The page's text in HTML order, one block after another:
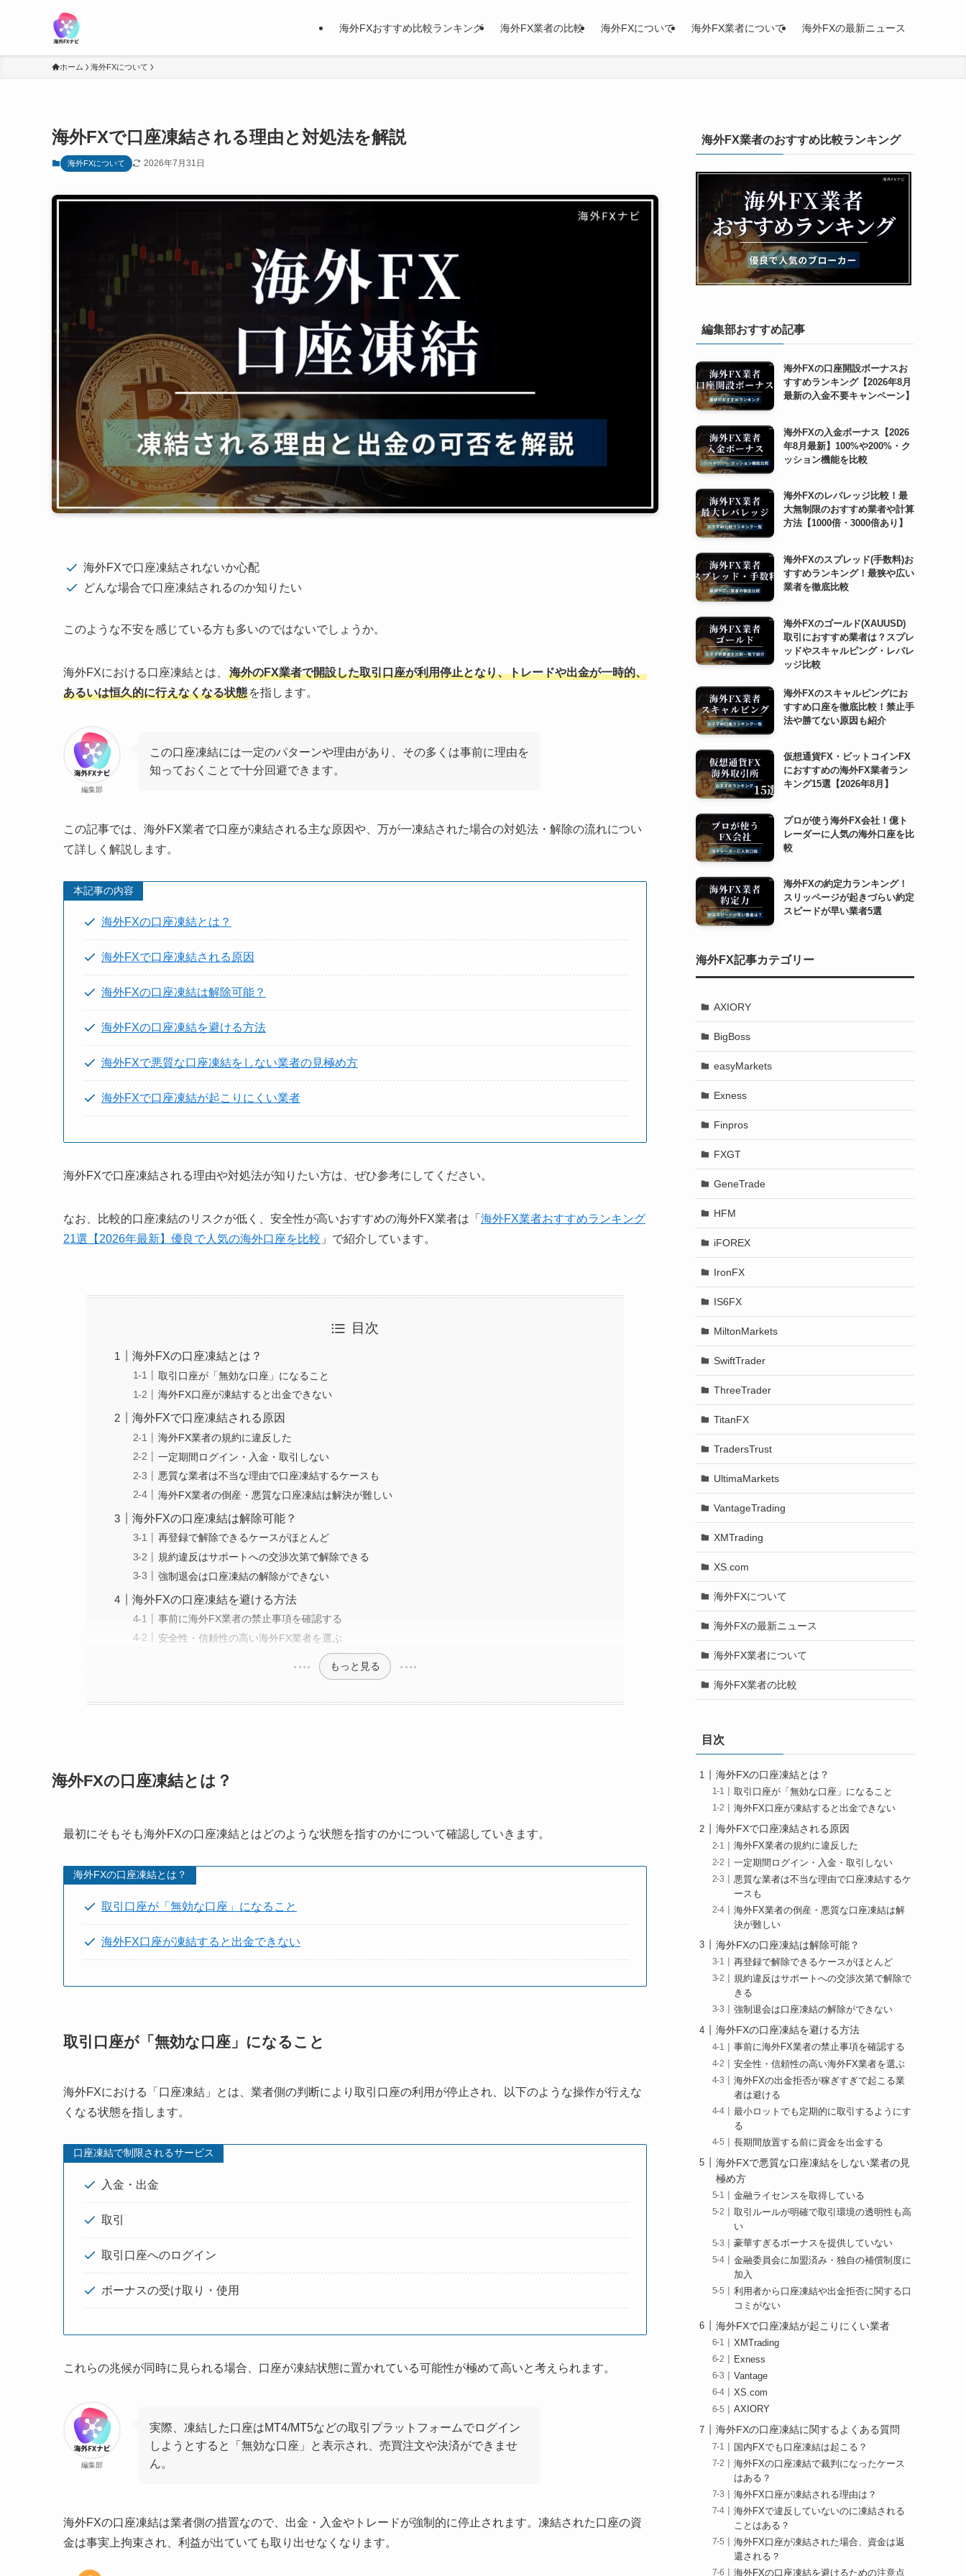
海外FXおすすめ比較ランキング 海外FX業者の比較 海外FXについて 海外FX業者について 海外FXの最新ニュース
ホーム 海外FXについて
海外FXで口座凍結される理由と対処法を解説
海外FXについて 2026年7月31日
海外FXで口座凍結されないか心配
どんな場合で口座凍結されるのか知りたい
このような不安を感じている方も多いのではないでしょうか。
海外FXにおける口座凍結とは、
海外のFX業者で開設した取引口座が利用停止となり、トレードや出金が一時的、
あるいは恒久的に行えなくなる状態 を指します。
編集部
この口座凍結には一定のパターンや理由があり、その多くは事前に理由を
知っておくことで十分回避できます。
この記事では、海外FX業者で口座が凍結される主な原因や、万が一凍結された場合の対処法・解除の流れについ
て詳しく解説します。
本記事の内容
海外FXの口座凍結とは？
海外FXで口座凍結される原因
海外FXの口座凍結は解除可能？
海外FXの口座凍結を避ける方法
海外FXで悪質な口座凍結をしない業者の見極め方
海外FXで口座凍結が起こりにくい業者
海外FXで口座凍結される理由や対処法が知りたい方は、ぜひ参考にしてください。
なお、比較的口座凍結のリスクが低く、安全性が高いおすすめの海外FX業者は「 海外FX業者おすすめランキング
21選【2026年最新】優良で人気の海外口座を比較 」で紹介しています。
目次
海外FXの口座凍結とは？
取引口座が「無効な口座」になること
海外FX口座が凍結すると出金できない
海外FXで口座凍結される原因
海外FX業者の規約に違反した
一定期間ログイン・入金・取引しない
悪質な業者は不当な理由で口座凍結するケースも
海外FX業者の倒産・悪質な口座凍結は解決が難しい
海外FXの口座凍結は解除可能？
再登録で解除できるケースがほとんど
規約違反はサポートへの交渉次第で解除できる
強制退会は口座凍結の解除ができない
海外FXの口座凍結を避ける方法
事前に海外FX業者の禁止事項を確認する
安全性・信頼性の高い海外FX業者を選ぶ
もっと見る
海外FXの口座凍結とは？
最初にそもそも海外FXの口座凍結とはどのような状態を指すのかについて確認していきます。
海外FXの口座凍結とは？
取引口座が「無効な口座」になること
海外FX口座が凍結すると出金できない
取引口座が「無効な口座」になること
海外FXにおける「口座凍結」とは、業者側の判断により取引口座の利用が停止され、以下のような操作が行えな
くなる状態を指します。
口座凍結で制限されるサービス
入金・出金
取引
取引口座へのログイン
ボーナスの受け取り・使用
これらの兆候が同時に見られる場合、口座が凍結状態に置かれている可能性が極めて高いと考えられます。
編集部
実際、凍結した口座はMT4/MT5などの取引プラットフォームでログイン
しようとすると「無効な口座」と表示され、売買注文や決済ができませ
ん。
海外FXの口座凍結は業者側の措置なので、出金・入金やトレードが強制的に停止されます。凍結された口座の資
金は事実上拘束され、利益が出ていても取り出せなくなります。
海外FX業者のおすすめ比較ランキング
編集部おすすめ記事
海外FXの口座開設ボーナスお
すすめランキング【2026年8月
最新の入金不要キャンペーン】
海外FXの入金ボーナス【2026
年8月最新】100%や200%・ク
ッション機能を比較
海外FXのレバレッジ比較！最
大無制限のおすすめ業者や計算
方法【1000倍・3000倍あり】
海外FXのスプレッド(手数料)お
すすめランキング！最狭や広い
業者を徹底比較
海外FXのゴールド(XAUUSD)
取引におすすめ業者は？スプレ
ッドやスキャルピング・レバレ
ッジ比較
海外FXのスキャルピングにお
すすめ口座を徹底比較！禁止手
法や勝てない原因も紹介
仮想通貨FX・ビットコインFX
におすすめの海外FX業者ラン
キング15選【2026年8月】
プロが使う海外FX会社！億ト
レーダーに人気の海外口座を比
較
海外FXの約定力ランキング！
スリッページが起きづらい約定
スピードが早い業者5選
海外FX記事カテゴリー
AXIORY
BigBoss
easyMarkets
Exness
Finpros
FXGT
GeneTrade
HFM
iFOREX
IronFX
IS6FX
MiltonMarkets
SwiftTrader
ThreeTrader
TitanFX
TradersTrust
UltimaMarkets
VantageTrading
XMTrading
XS.com
海外FXについて
海外FXの最新ニュース
海外FX業者について
海外FX業者の比較
目次
海外FXの口座凍結とは？
取引口座が「無効な口座」になること
海外FX口座が凍結すると出金できない
海外FXで口座凍結される原因
海外FX業者の規約に違反した
一定期間ログイン・入金・取引しない
悪質な業者は不当な理由で口座凍結するケ
ースも
海外FX業者の倒産・悪質な口座凍結は解
決が難しい
海外FXの口座凍結は解除可能？
再登録で解除できるケースがほとんど
規約違反はサポートへの交渉次第で解除で
きる
強制退会は口座凍結の解除ができない
海外FXの口座凍結を避ける方法
事前に海外FX業者の禁止事項を確認する
安全性・信頼性の高い海外FX業者を選ぶ
海外FXの出金拒否が稼ぎすぎで起こる業
者は避ける
最小ロットでも定期的に取引するようにす
る
長期間放置する前に資金を出金する
海外FXで悪質な口座凍結をしない業者の見
極め方
金融ライセンスを取得している
取引ルールが明確で取引環境の透明性も高
い
豪華すぎるボーナスを提供していない
金融委員会に加盟済み・独自の補償制度に
加入
利用者から口座凍結や出金拒否に関する口
コミがない
海外FXで口座凍結が起こりにくい業者
XMTrading
Exness
Vantage
XS.com
AXIORY
海外FXの口座凍結に関するよくある質問
国内FXでも口座凍結は起こる？
海外FXの口座凍結で裁判になったケース
はある？
海外FX口座が凍結される理由は？
海外FXで違反していないのに凍結される
ことはある？
海外FX口座が凍結された場合、資金は返
還される？
海外FXの口座凍結を避けるための注意点